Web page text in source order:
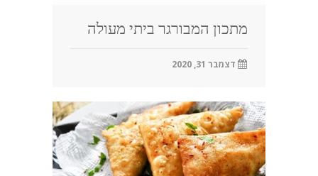
מתכון המבורגר ביתי מעולה
דצמבר 31, 2020